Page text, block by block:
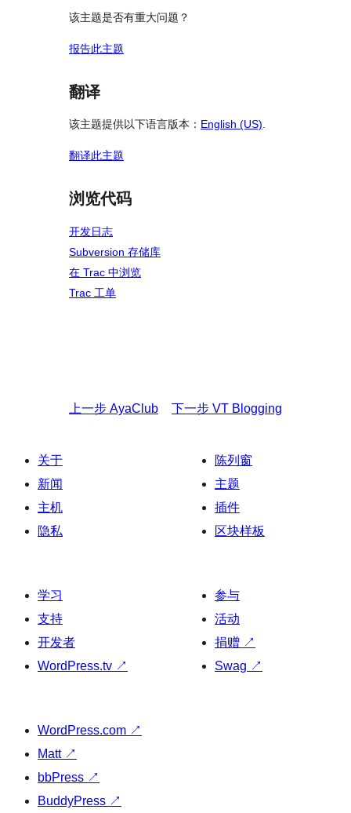
该主题是否有重大问题？
报告此主题
翻译
该主题提供以下语言版本： English (US).
翻译此主题
浏览代码
开发日志
Subversion 存储库
在 Trac 中浏览
Trac 工单
上一步 AyaClub 下一步 VT Blogging
关于
新闻
主机
隐私
陈列窗
主题
插件
区块样板
学习
支持
开发者
WordPress.tv ↗
参与
活动
捐赠 ↗
Swag ↗
WordPress.com ↗
Matt ↗
bbPress ↗
BuddyPress ↗